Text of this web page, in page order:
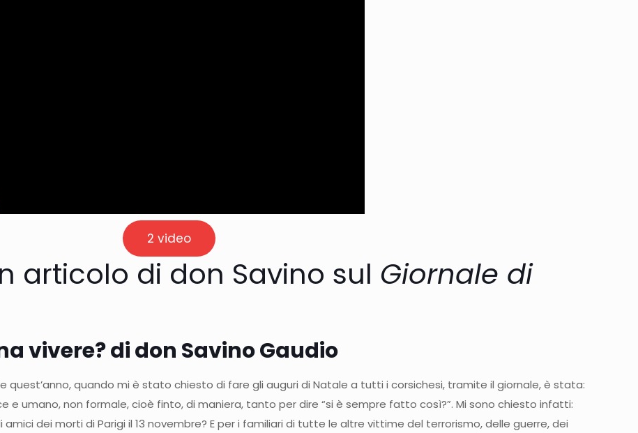
2 video
articolo di don Savino sul Giornale di
vivere? di don Savino Gaudio
quest’anno, quando mi è stato chiesto di fare gli auguri di Natale a tutti i corsichesi, tramite il giornale, è stata:
e umano, non formale, cioè finto, di maniera, tanto per dire “si è sempre fatto così?”. Mi sono chiesto infatti:
amici dei morti di Parigi il 13 novembre? E per i familiari di tutte le altre vittime del terrorismo, delle guerre, dei